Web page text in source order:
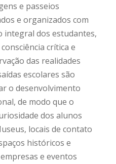
e passeios
e organizados com
integral dos estudantes,
crítica e
das realidades
escolares são
o desenvolvimento
de modo que o
dos alunos
locais de contato
históricos e
e eventos